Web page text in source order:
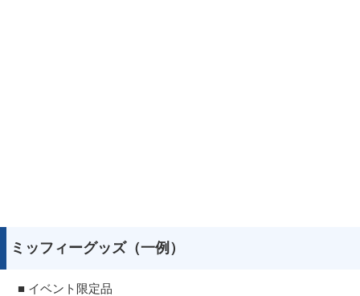
ミッフィーグッズ（一例）
■ イベント限定品